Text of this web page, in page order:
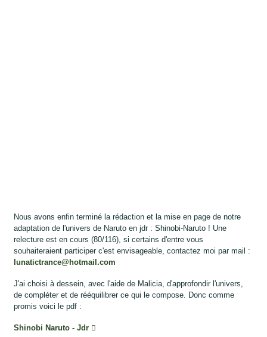
Nous avons enfin terminé la rédaction et la mise en page de notre
adaptation de l'univers de Naruto en jdr : Shinobi-Naruto ! Une
relecture est en cours (80/116), si certains d'entre vous
souhaiteraient participer c'est envisageable, contactez moi par mail :
lunatictrance@hotmail.com
J'ai choisi à dessein, avec l'aide de Malicia, d'approfondir l'univers,
de compléter et de rééquilibrer ce qui le compose. Donc comme
promis voici le pdf :
Shinobi Naruto - Jdr